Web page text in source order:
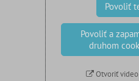
Povoliť
Povoliť a
druhom
Otvoriť